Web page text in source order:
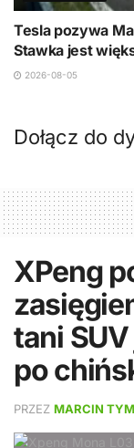
Tesla pozywa
Stawka jest
2026-08-05
Dołącz do
XPeng
tani
po
PRZEZ MARCIN